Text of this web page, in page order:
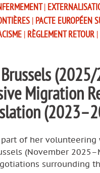
|
| PACTE EUROPÉEN
| RÈGLEMENT RETOUR |
Migration
part of her volunteering
(November
surrounding